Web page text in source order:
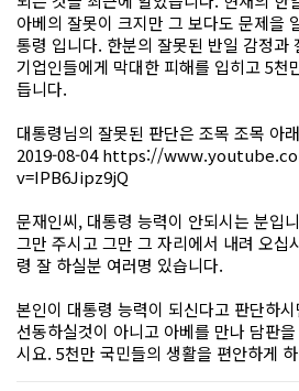
아베의 잘못이 크지만 그 보다도 문제을
통령 입니다. 한분의 잘못된 반일 감정과
기업인들에게 막대한 피해를 입히고 5천
듭니다.
대통령님의 잘못된 판단은 조목 조목 아
2019-08-04https://
v=IPB6Jipz9jQ
문재인씨, 대통령 능력이 안되시는 분입
그만 주시고 그만 그 자리에서 내려 오십
령 잘 하실분 여러명 있습니다.
본인이 대통령 능력이 되신다고 판단하
선동하실것이 아니고 아베를 만나 담판
시요. 5천만 국민들의 생활을 편안하게